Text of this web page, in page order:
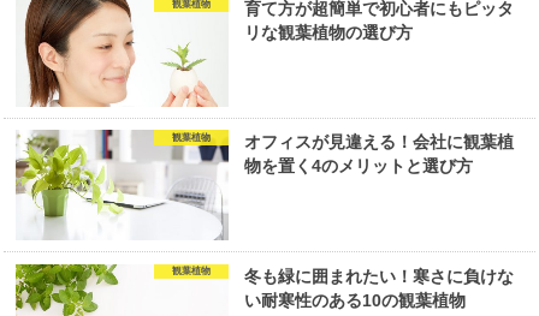
観葉植物
育て方が超簡単で初心者にもピッタ
リな観葉植物の選び方
観葉植物
オフィスが見違える！会社に観葉植
物を置く4のメリットと選び方
観葉植物
冬も緑に囲まれたい！寒さに負けな
い耐寒性のある10の観葉植物